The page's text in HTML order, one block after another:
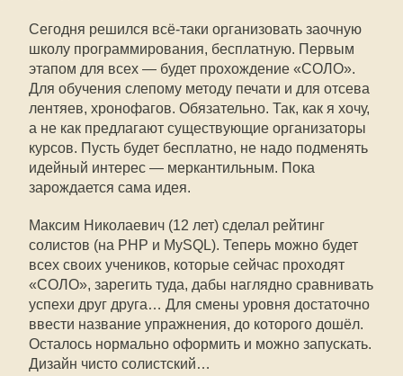
Сегодня решился всё-таки организовать заочную
школу программирования, бесплатную. Первым
этапом для всех — будет прохождение «СОЛО».
Для обучения слепому методу печати и для отсева
лентяев, хронофагов. Обязательно. Так, как я хочу,
а не как предлагают существующие организаторы
курсов. Пусть будет бесплатно, не надо подменять
идейный интерес — меркантильным. Пока
зарождается сама идея.
Максим Николаевич (12 лет) сделал рейтинг
солистов (на PHP и MySQL). Теперь можно будет
всех своих учеников, которые сейчас проходят
«СОЛО», зарегить туда, дабы наглядно сравнивать
успехи друг друга… Для смены уровня достаточно
ввести название упражнения, до которого дошёл.
Осталось нормально оформить и можно запускать.
Дизайн чисто солистский…